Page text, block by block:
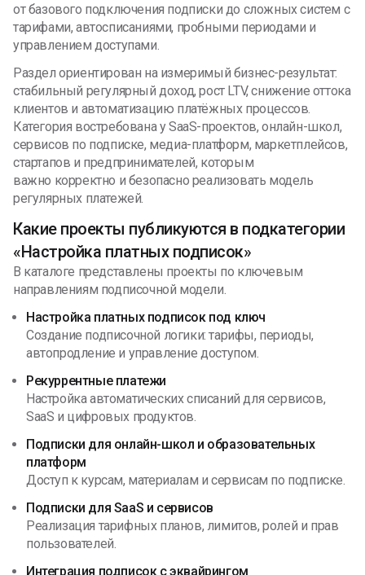
от базового подключения подписки до сложных систем с
тарифами, автосписаниями, пробными периодами и
управлением доступами.
Раздел ориентирован на измеримый бизнес-результат:
стабильный регулярный доход, рост LTV, снижение оттока
клиентов и автоматизацию платёжных процессов.
Категория востребована у SaaS-проектов, онлайн-школ,
сервисов по подписке, медиа-платформ, маркетплейсов,
стартапов и предпринимателей, которым
важно корректно и безопасно реализовать модель
регулярных платежей.
Какие проекты публикуются в подкатегории
«Настройка платных подписок»
В каталоге представлены проекты по ключевым
направлениям подписочной модели.
Настройка платных подписок под ключ
Создание подписочной логики: тарифы, периоды,
автопродление и управление доступом.
Рекуррентные платежи
Настройка автоматических списаний для сервисов,
SaaS и цифровых продуктов.
Подписки для онлайн-школ и образовательных
платформ
Доступ к курсам, материалам и сервисам по подписке.
Подписки для SaaS и сервисов
Реализация тарифных планов, лимитов, ролей и прав
пользователей.
Интеграция подписок с эквайрингом